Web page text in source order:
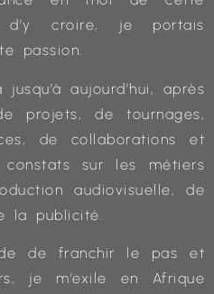
d’y croire, je portais
passion.
aujourd’hui, après
projets, de tournages,
de collaborations et
sur les métiers
audiovisuelle, de
la publicité.
de franchir le pas et
je m’exile en Afrique